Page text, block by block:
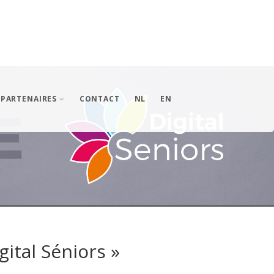
PARTENAIRES CONTACT NL EN
Séniors »